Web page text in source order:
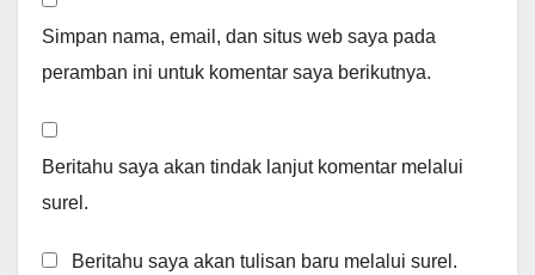
Simpan nama, email, dan situs web saya pada
peramban ini untuk komentar saya berikutnya.
Beritahu saya akan tindak lanjut komentar melalui
surel.
Beritahu saya akan tulisan baru melalui surel.